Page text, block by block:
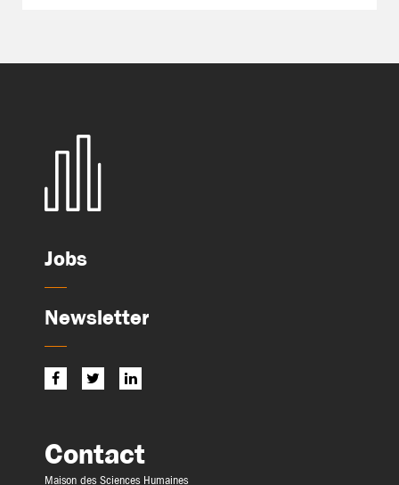
Jobs
Newsletter
Contact
Maison des Sciences Humaines